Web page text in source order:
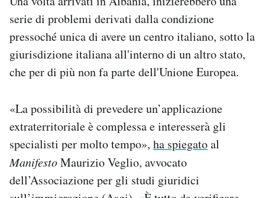
serie di problemi derivati dalla condizione
pressoché unica di avere un centro italiano, sotto la
giurisdizione italiana all'interno di un altro stato,
che per di più non fa parte dell'Unione Europea.
«La possibilità di prevedere un’applicazione
extraterritoriale è complessa e interesserà gli
specialisti per molto tempo», ha spiegatoal
ManifestoMaurizio Veglio, avvocato
dell’Associazione per gli studi giuridici